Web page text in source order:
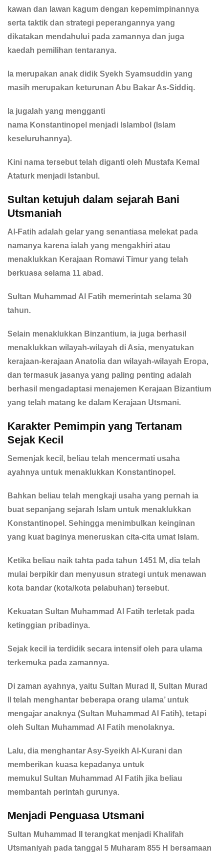
kawan dan lawan kagum dengan kepemimpinannya
serta taktik dan strategi peperangannya yang
dikatakan mendahului pada zamannya dan juga
kaedah pemilihan tentaranya.
Ia merupakan anak didik Syekh Syamsuddin yang
masih merupakan keturunan Abu Bakar As-Siddiq.
Ia jugalah yang mengganti
nama Konstantinopel menjadi Islambol (Islam
keseluruhannya).
Kini nama tersebut telah diganti oleh Mustafa Kemal
Ataturk menjadi Istanbul.
Sultan ketujuh dalam sejarah Bani
Utsmaniah
Al-Fatih adalah gelar yang senantiasa melekat pada
namanya karena ialah yang mengakhiri atau
menaklukkan Kerajaan Romawi Timur yang telah
berkuasa selama 11 abad.
Sultan Muhammad Al Fatih memerintah selama 30
tahun.
Selain menaklukkan Binzantium, ia juga berhasil
menaklukkan wilayah-wilayah di Asia, menyatukan
kerajaan-kerajaan Anatolia dan wilayah-wilayah Eropa,
dan termasuk jasanya yang paling penting adalah
berhasil mengadaptasi menajemen Kerajaan Bizantium
yang telah matang ke dalam Kerajaan Utsmani.
Karakter Pemimpin yang Tertanam
Sejak Kecil
Semenjak kecil, beliau telah mencermati usaha
ayahnya untuk menaklukkan Konstantinopel.
Bahkan beliau telah mengkaji usaha yang pernah ia
buat sepanjang sejarah Islam untuk menaklukkan
Konstantinopel. Sehingga menimbulkan keinginan
yang kuat baginya meneruskan cita-cita umat Islam.
Ketika beliau naik tahta pada tahun 1451 M, dia telah
mulai berpikir dan menyusun strategi untuk menawan
kota bandar (kota/kota pelabuhan) tersebut.
Kekuatan Sultan Muhammad Al Fatih terletak pada
ketinggian pribadinya.
Sejak kecil ia terdidik secara intensif oleh para ulama
terkemuka pada zamannya.
Di zaman ayahnya, yaitu Sultan Murad II, Sultan Murad
II telah menghantar beberapa orang ulama’ untuk
mengajar anaknya (Sultan Muhammad Al Fatih), tetapi
oleh Sultan Muhammad Al Fatih menolaknya.
Lalu, dia menghantar Asy-Syeikh Al-Kurani dan
memberikan kuasa kepadanya untuk
memukul Sultan Muhammad Al Fatih jika beliau
membantah perintah gurunya.
Menjadi Penguasa Utsmani
Sultan Muhammad II terangkat menjadi Khalifah
Utsmaniyah pada tanggal 5 Muharam 855 H bersamaan